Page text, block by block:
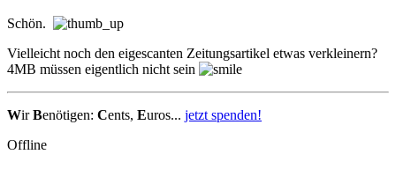
Schön.
Vielleicht noch den eigescanten Zeitungsartikel etwas verkleinern?
4MB müssen eigentlich nicht sein
WirBenötigen: Cents, Euros... jetzt spenden!
Offline